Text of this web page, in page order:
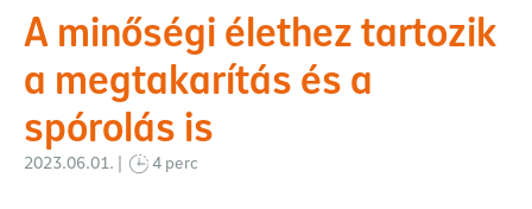
A minőségi élethez tartozik
a megtakarítás és a
spórolás is
2023.06.01. | 4 perc